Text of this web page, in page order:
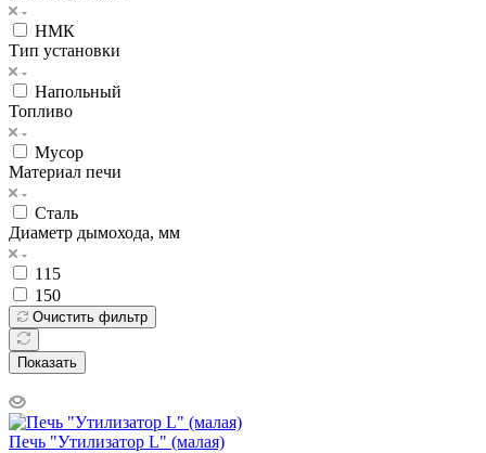
НМК
Тип установки
Напольный
Топливо
Мусор
Материал печи
Сталь
Диаметр дымохода, мм
115
150
Очистить фильтр
Показать
Печь "Утилизатор L" (малая)